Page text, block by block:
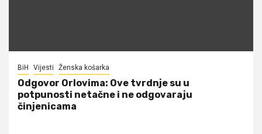
BiH Vijesti Ženska košarka
Odgovor Orlovima: ​Ove tvrdnje su u
potpunosti netačne i ne odgovaraju
činjenicama